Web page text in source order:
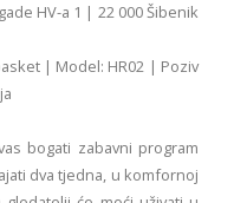
HV-a 1 | 22 000 Šibenik
| Model: HR02 | Poziv
bogati zabavni program
dva tjedna, u komfornoj